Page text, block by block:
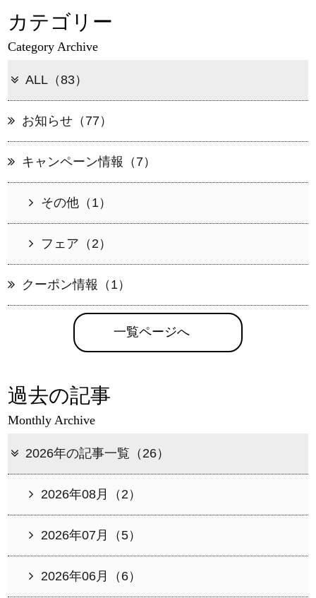
カテゴリー
Category Archive
ALL（83）
お知らせ（77）
キャンペーン情報（7）
その他（1）
フェア（2）
クーポン情報（1）
一覧ページへ
過去の記事
Monthly Archive
2026年の記事一覧（26）
2026年08月（2）
2026年07月（5）
2026年06月（6）